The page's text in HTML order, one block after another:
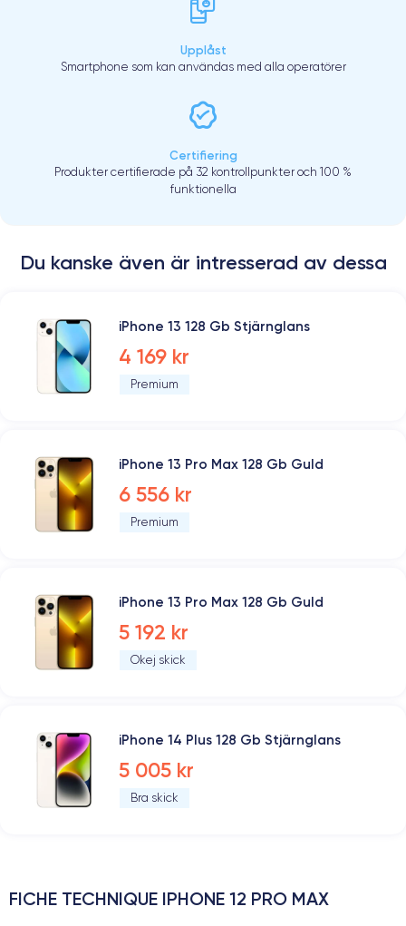
Upplåst
Smartphone som kan användas med alla operatörer
Certifiering
Produkter certifierade på 32 kontrollpunkter och 100 %
funktionella
Du kanske även är intresserad av dessa
iPhone 13 128 Gb Stjärnglans
4 169 kr
Premium
iPhone 13 Pro Max 128 Gb Guld
6 556 kr
Premium
iPhone 13 Pro Max 128 Gb Guld
5 192 kr
Okej skick
iPhone 14 Plus 128 Gb Stjärnglans
5 005 kr
Bra skick
FICHE TECHNIQUE IPHONE 12 PRO MAX